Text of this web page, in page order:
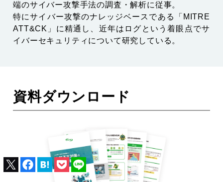
端のサイバー攻撃手法の調査・解析に従事。
特にサイバー攻撃のナレッジベースである「MITRE
ATT&CK」に精通し、近年はログという着眼点でサ
イバーセキュリティについて研究している。
資料ダウンロード